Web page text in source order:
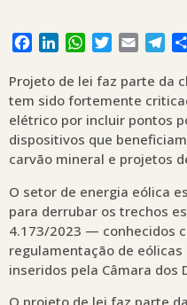
Facebook
LinkedInWhatsApp
Twitter
Email
Projeto de lei faz parte da
tem sido fortemente
elétrico por incluir pontos
dispositivos que
carvão mineral e projetos
O setor de energia eólica
para derrubar os trechos
4.173/2023 — conhecidos
regulamentação de
inseridos pela Câmara dos
O projeto de lei faz parte